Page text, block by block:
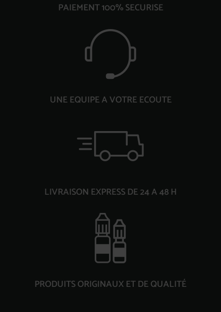
PAIEMENT 100% SECURISE
UNE EQUIPE A VOTRE ECOUTE
LIVRAISON EXPRESS DE 24 A 48 H
PRODUITS ORIGINAUX ET DE QUALITÉ